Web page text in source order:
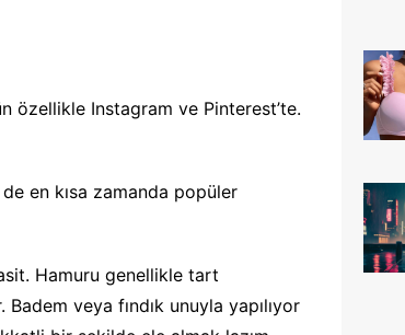
özellikle Instagram ve Pinterest’te.
en kısa zamanda popüler
Hamuru genellikle tart
veya fındık unuyla yapılıyor